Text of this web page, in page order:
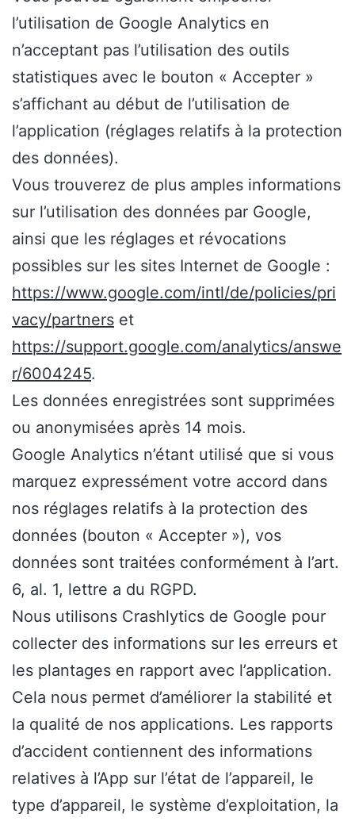
l’utilisation de Google Analytics en
n’acceptant pas l’utilisation des outils
statistiques avec le bouton « Accepter »
s’affichant au début de l’utilisation de
l’application (réglages relatifs à la protection
des données).
Vous trouverez de plus amples informations
sur l’utilisation des données par Google,
ainsi que les réglages et révocations
possibles sur les sites Internet de Google :
https://www.google.com/intl/de/policies/pri
vacy/partners et
https://support.google.com/analytics/answe
r/6004245.
Les données enregistrées sont supprimées
ou anonymisées après 14 mois.
Google Analytics n’étant utilisé que si vous
marquez expressément votre accord dans
nos réglages relatifs à la protection des
données (bouton « Accepter »), vos
données sont traitées conformément à l’art.
6, al. 1, lettre a du RGPD.
Nous utilisons Crashlytics de Google pour
collecter des informations sur les erreurs et
les plantages en rapport avec l’application.
Cela nous permet d’améliorer la stabilité et
la qualité de nos applications. Les rapports
d’accident contiennent des informations
relatives à l’App sur l’état de l’appareil, le
type d’appareil, le système d’exploitation, la